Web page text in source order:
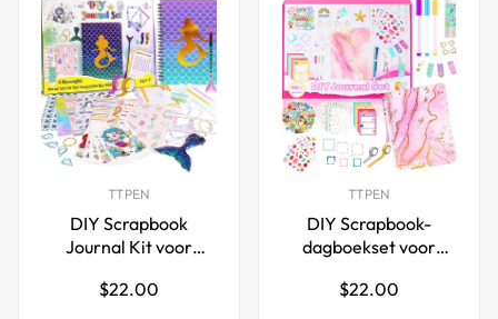
TTPEN
DIY Scrapbook
Journal Kit voor
jaar zeemeermin
Normale
$22.00
TTPEN
DIY Scrapbook-
dagboekset voor
oud, roze
Normale
$22.00